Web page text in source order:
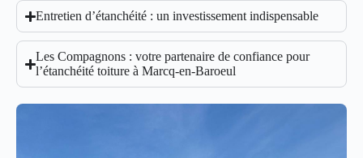
Entretien d’étanchéité : un investissement indispensable
Les Compagnons : votre partenaire de confiance pour
l’étanchéité toiture à Marcq-en-Baroeul